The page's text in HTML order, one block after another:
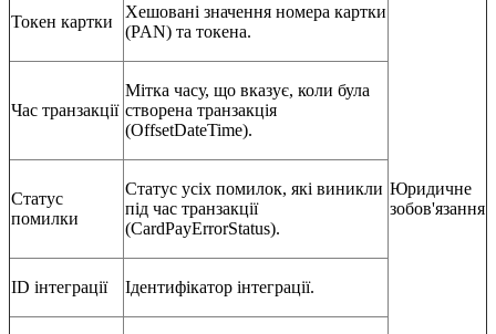
Токен картки
Хешовані значення номера картки
(PAN) та токена.
Юридичне
зобов'язання
Час транзакції
Мітка часу, що вказує, коли була
створена транзакція
(OffsetDateTime).
Статус
помилки
Статус усіх помилок, які виникли
під час транзакції
(CardPayErrorStatus).
ID інтеграції Ідентифікатор інтеграції.